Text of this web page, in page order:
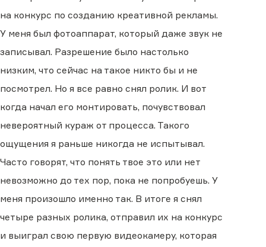
на конкурс по созданию креативной рекламы.
У меня был фотоаппарат, который даже звук не
записывал. Разрешение было настолько
низким, что сейчас на такое никто бы и не
посмотрел. Но я все равно снял ролик. И вот
когда начал его монтировать, почувствовал
невероятный кураж от процесса. Такого
ощущения я раньше никогда не испытывал.
Часто говорят, что понять твое это или нет
невозможно до тех пор, пока не попробуешь. У
меня произошло именно так. В итоге я снял
четыре разных ролика, отправил их на конкурс
и выиграл свою первую видеокамеру, которая